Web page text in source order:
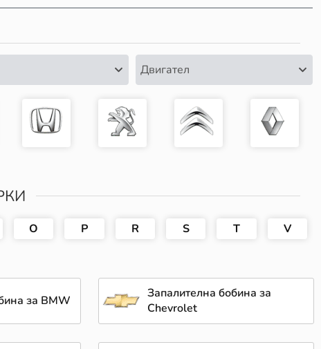
Двигател
O P R S T V
за BMW
Запалителна бобина за
Chevrolet